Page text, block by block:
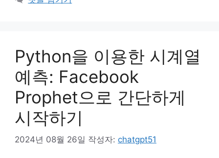
Python을 이용한 시계열
예측: Facebook
Prophet으로 간단하게
시작하기
2024년 08월 26일 작성자: chatgpt51